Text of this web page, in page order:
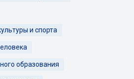
и спорта
образования